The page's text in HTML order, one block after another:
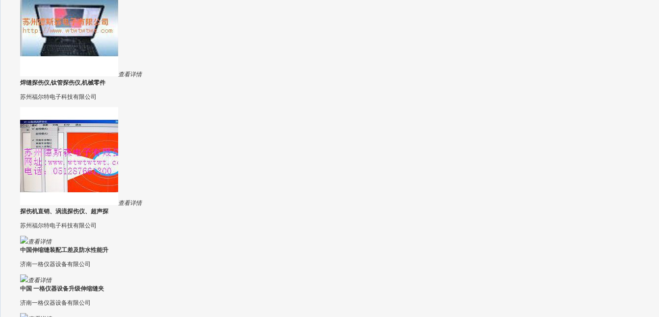
查看详情
焊缝探伤仪,钛管探伤仪,机械零件
苏州福尔特电子科技有限公司
查看详情
探伤机直销、涡流探伤仪、超声探
苏州福尔特电子科技有限公司
查看详情
中国伸缩缝装配工差及防水性能升
济南一格仪器设备有限公司
查看详情
中国 一格仪器设备升级伸缩缝夹
济南一格仪器设备有限公司